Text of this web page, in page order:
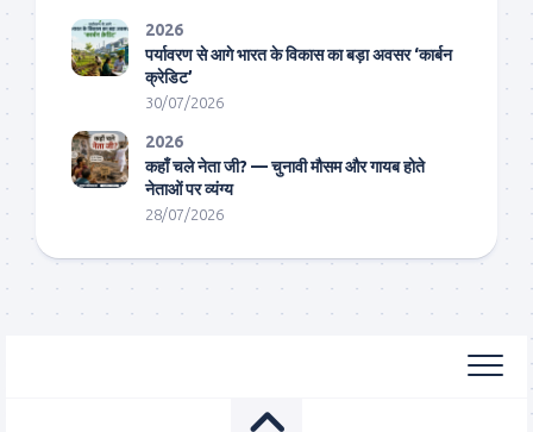
2026
पर्यावरण से आगे भारत के विकास का बड़ा अवसर ‘कार्बन
क्रेडिट’
30/07/2026
2026
कहाँ चले नेता जी? — चुनावी मौसम और गायब होते
नेताओं पर व्यंग्य
28/07/2026